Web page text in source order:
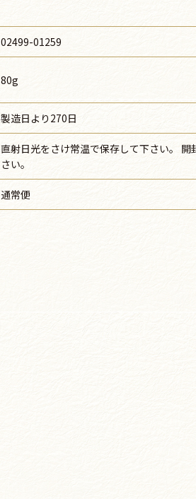
02499-01259
80g
製造日より270日
直射日光をさけ常温で保存して下さい。
さい。
通常便